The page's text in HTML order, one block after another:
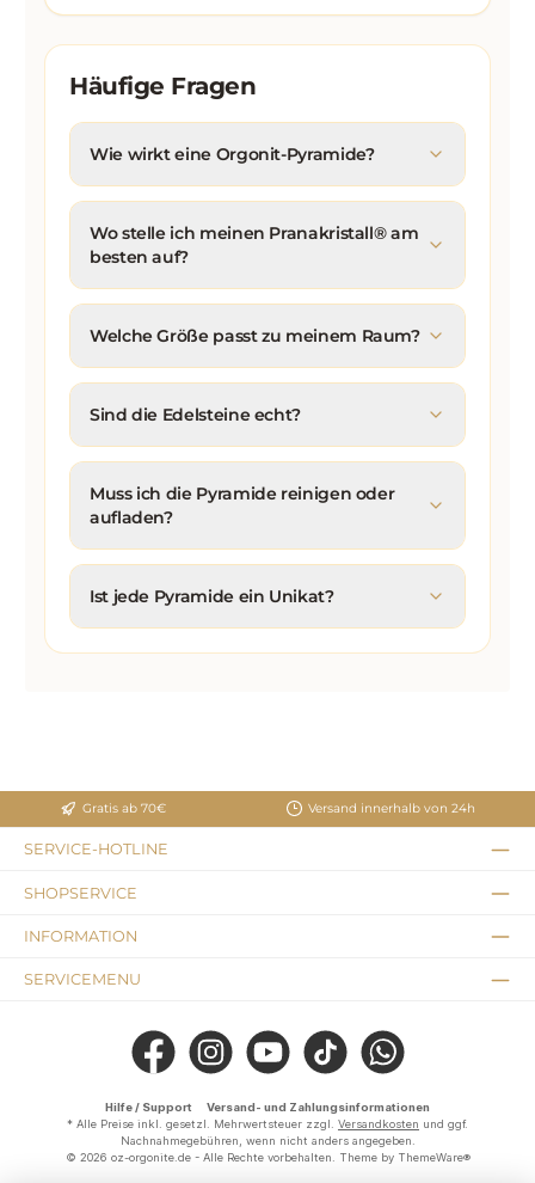
Häufige Fragen
Wie wirkt eine Orgonit-Pyramide?
Wo stelle ich meinen Pranakristall® am
besten auf?
Welche Größe passt zu meinem Raum?
Sind die Edelsteine echt?
Muss ich die Pyramide reinigen oder
aufladen?
Ist jede Pyramide ein Unikat?
Gratis ab 70€ Versand innerhalb von 24h
SERVICE-HOTLINE
SHOPSERVICE
INFORMATION
SERVICEMENU
Facebook Instagram YouTube TikTok WhatsApp
Hilfe / Support
Versand- und Zahlungsinformationen
* Alle Preise inkl. gesetzl. Mehrwertsteuer zzgl. Versandkosten und ggf.
Nachnahmegebühren, wenn nicht anders angegeben.
© 2026 oz-orgonite.de - Alle Rechte vorbehalten. Theme by ThemeWare®